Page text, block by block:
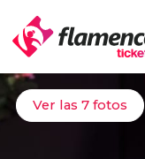
Ver las 7 fotos